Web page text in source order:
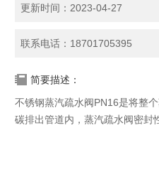
更新时间：2023-04-27
联系电话：18701705395
简要描述：
不锈钢蒸汽疏水阀PN16是将整
碳排出管道内，蒸汽疏水阀密封